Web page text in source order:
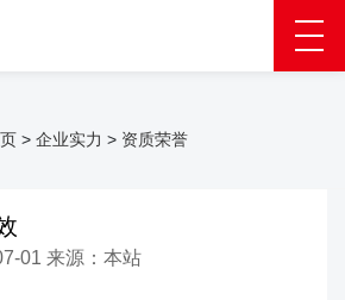
> 企业实力 > 资质荣誉
01 来源：本站